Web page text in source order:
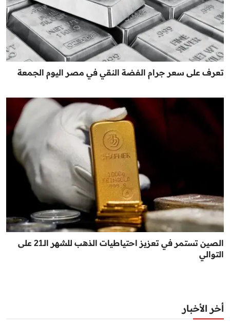
تعرف على سعر جرام الفضة النقي في مصر اليوم الجمعة
الصين تستمر في تعزيز احتياطيات الذهب للشهر الـ21 على
التوالي
أخر الأخبار